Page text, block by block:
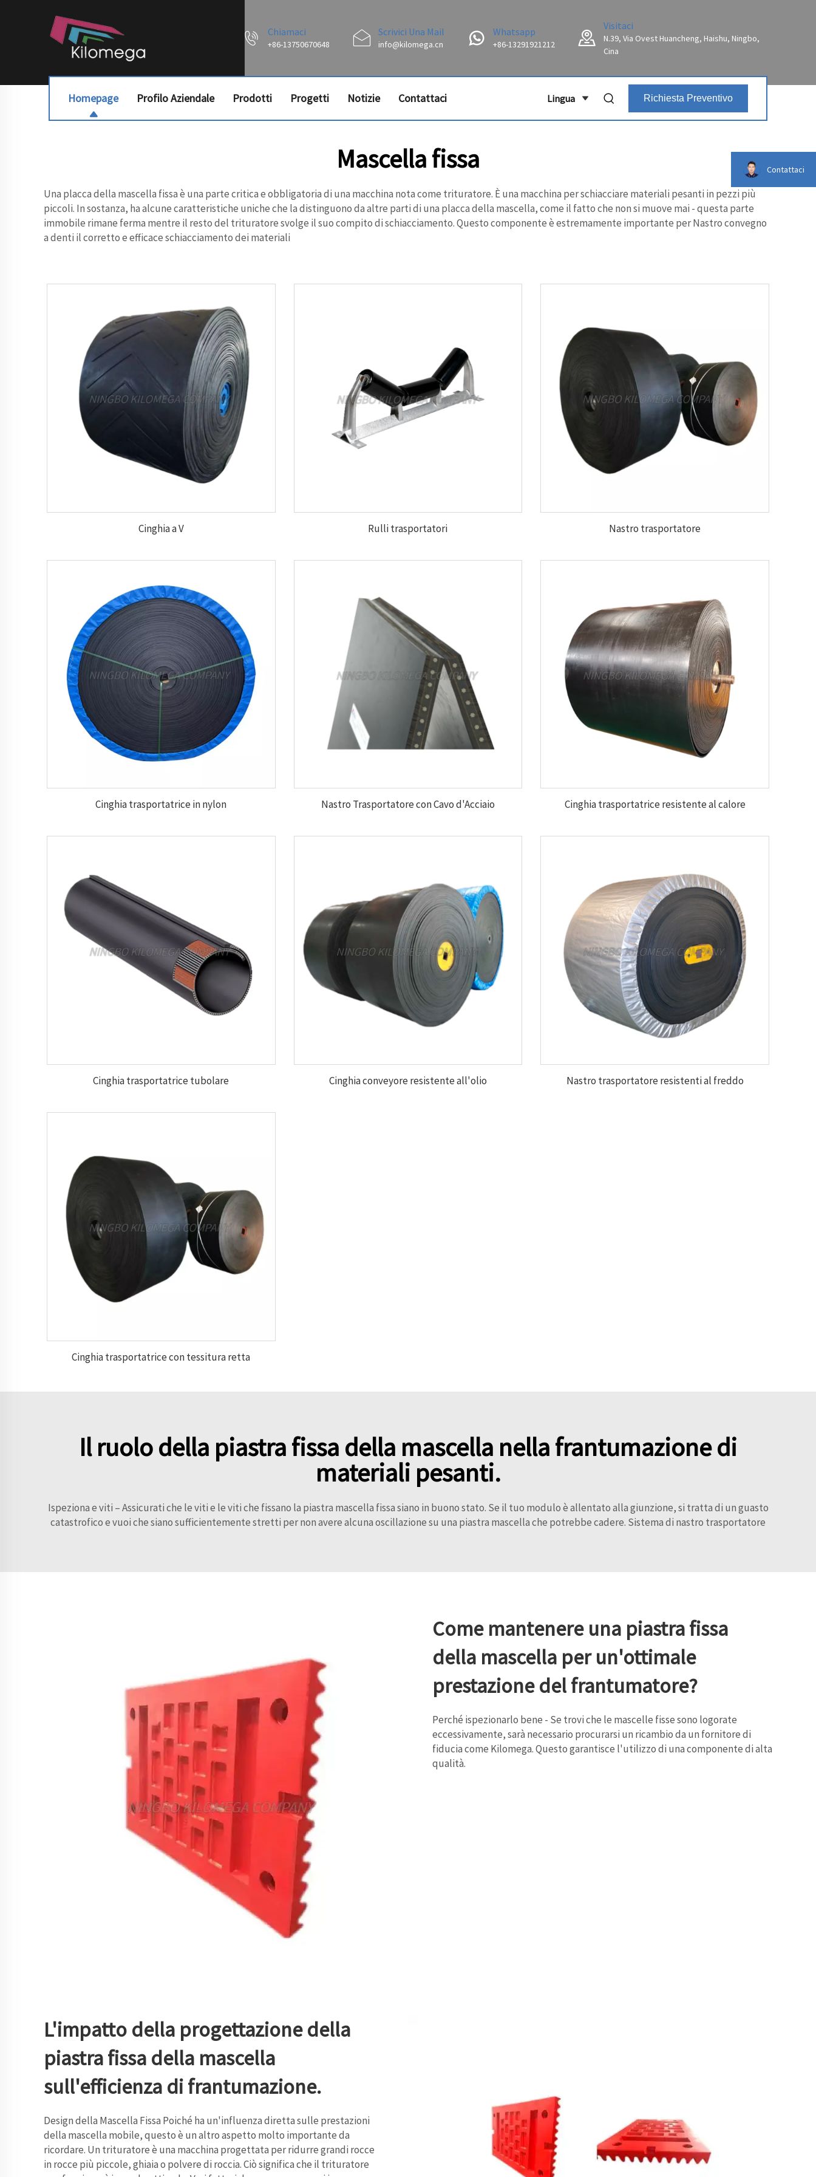
Chiamaci
+86-13750670648
Scrivici Una Mail
info@kilomega.cn
Whatsapp
+86-13291921212
Visitaci
N.39, Via Ovest Huancheng, Haishu, Ningbo,
Cina
Homepage Profilo Aziendale Prodotti Progetti Notizie Contattaci Lingua Richiesta Preventivo
Mascella fissa
Una placca della mascella fissa è una parte critica e obbligatoria di una macchina nota come trituratore. È una macchina per schiacciare materiali pesanti in pezzi più
piccoli. In sostanza, ha alcune caratteristiche uniche che la distinguono da altre parti di una placca della mascella, come il fatto che non si muove mai - questa parte
immobile rimane ferma mentre il resto del trituratore svolge il suo compito di schiacciamento. Questo componente è estremamente importante perNastro convegno
a denti il corretto e efficace schiacciamento dei materiali
Cinghia a V Rulli trasportatori Nastro trasportatore
Cinghia trasportatrice in nylon Nastro Trasportatore con Cavo d'Acciaio Cinghia trasportatrice resistente al calore
Cinghia trasportatrice tubolare Cinghia conveyore resistente all'olio Nastro trasportatore resistenti al freddo
Cinghia trasportatrice con tessitura retta
Il ruolo della piastra fissa della mascella nella frantumazione di
materiali pesanti.
Ispeziona e viti – Assicurati che le viti e le viti che fissano la piastra mascella fissa siano in buono stato. Se il tuo modulo è allentato alla giunzione, si tratta di un guasto
catastrofico e vuoi che siano sufficientemente stretti per non avere alcuna oscillazione su una piastra mascella che potrebbe cadere. Sistema di nastro trasportatore
Come mantenere una piastra fissa
della mascella per un'ottimale
prestazione del frantumatore?
Perché ispezionarlo bene - Se trovi che le mascelle fisse sono logorate
eccessivamente, sarà necessario procurarsi un ricambio da un fornitore di
fiducia come Kilomega. Questo garantisce l'utilizzo di una componente di alta
qualità.
L'impatto della progettazione della
piastra fissa della mascella
sull'efficienza di frantumazione.
Design della Mascella Fissa Poiché ha un'influenza diretta sulle prestazioni
della mascella mobile, questo è un altro aspetto molto importante da
ricordare. Un trituratore è una macchina progettata per ridurre grandi rocce
in rocce più piccole, ghiaia o polvere di roccia. Ciò significa che il trituratore
Contattaci